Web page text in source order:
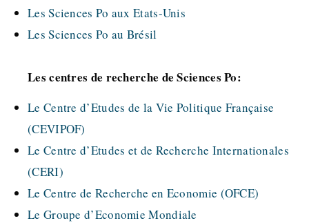
Les Sciences Po aux Etats-Unis
Les Sciences Po au Brésil
Les centres de recherche de Sciences Po:
Le Centre d’Etudes de la Vie Politique Française
(CEVIPOF)
Le Centre d’Etudes et de Recherche Internationales
(CERI)
Le Centre de Recherche en Economie (OFCE)
Le Groupe d’Economie Mondiale